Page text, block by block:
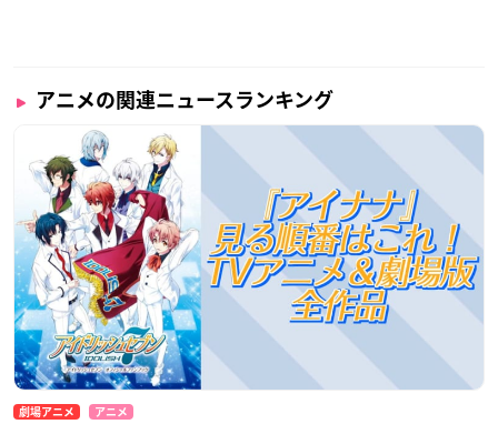
アニメの関連ニュースランキング
劇場アニメ アニメ